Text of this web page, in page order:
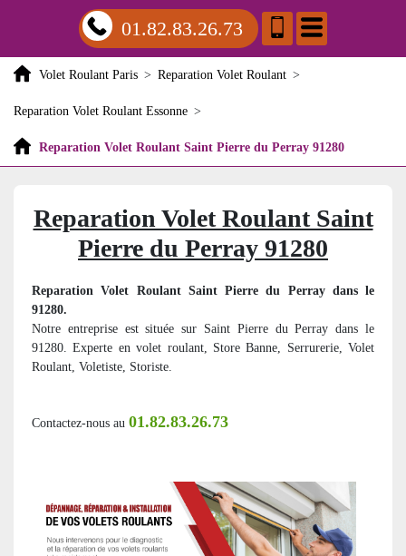
01.82.83.26.73
Volet Roulant Paris > Reparation Volet Roulant >
Reparation Volet Roulant Essonne >
Reparation Volet Roulant Saint Pierre du Perray 91280
Reparation Volet Roulant Saint
Pierre du Perray 91280
Reparation Volet Roulant Saint Pierre du Perray dans le
91280.
Notre entreprise est située sur Saint Pierre du Perray dans le
91280. Experte en volet roulant, Store Banne, Serrurerie, Volet
Roulant, Voletiste, Storiste.
Contactez-nous au 01.82.83.26.73